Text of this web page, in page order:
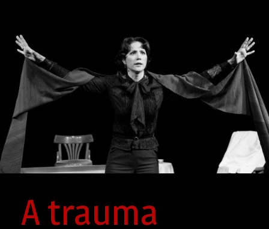
VENDÉGKÖNYV
SAJTÓ
A trauma